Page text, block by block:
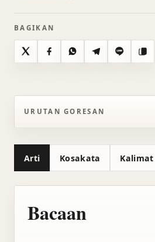
BAGIKAN
X FacebookWhatsAppTelegramLine Salin
URUTAN GORESAN
Arti Kosakata Kalimat
Bacaan